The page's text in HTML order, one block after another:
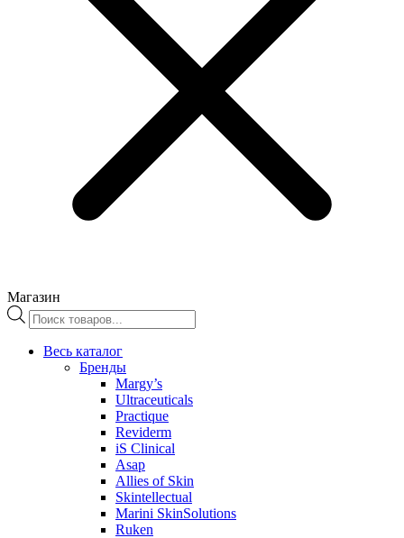
Магазин
Поиск
товаров
Весь каталог
Бренды
Margy’s
Ultraceuticals
Practique
Reviderm
iS Clinical
Asap
Allies of Skin
Skintellectual
Marini SkinSolutions
Ruken